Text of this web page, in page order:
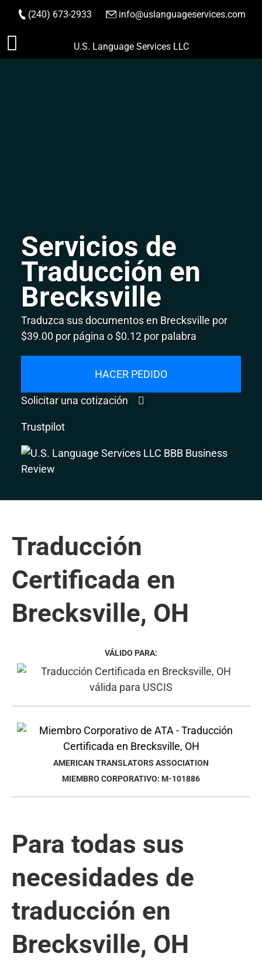
Saltar
(240) 673-2933 info@uslanguageservices.com
HACER PEDIDO
U.S. Language Services LLC
Servicios de
Traducción en
Brecksville
Traduzca sus documentos en Brecksville por
$39.00 por página o $0.12 por palabra
HACER PEDIDO
Solicitar una cotización
Trustpilot
Traducción
Certificada en
Brecksville, OH
VÁLIDO PARA:
AMERICAN TRANSLATORS ASSOCIATION
MIEMBRO CORPORATIVO: M-101886
Para todas sus
necesidades de
traducción en
Brecksville, OH